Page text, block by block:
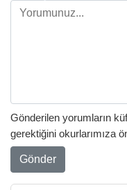
Gönderilen yorumların
gerektiğini okurlarımıza
Gönder